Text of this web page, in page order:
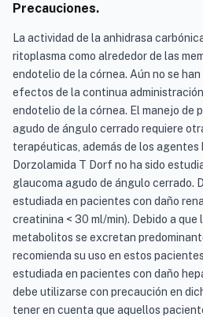
Precauciones.
La actividad de la anhidrasa
ritoplasma como alrededor de las
endotelio de la córnea. Aún no se
efectos de la continua
endotelio de la córnea. El manejo de
agudo de ángulo cerrado requiere
terapéuticas, además de los
Dorzolamida T Dorf no ha sido
glaucoma agudo de ángulo cerrado.
estudiada en pacientes con daño
creatinina < 30 ml/min). Debido a que
metabolitos se excretan
recomienda su uso en estos
estudiada en pacientes con daño
debe utilizarse con precaución en
tener en cuenta que aquellos